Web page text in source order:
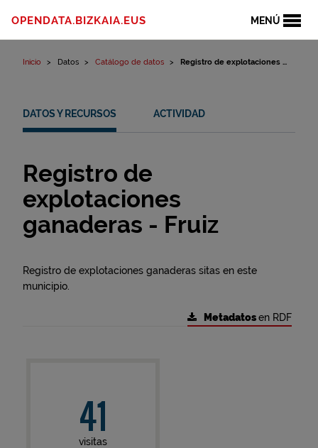
MENÚ
OPENDATA.BIZKAIA.EUS
Inicio Datos Catálogo de datos Registro de explotaciones ...
DATOS Y RECURSOS ACTIVIDAD
Registro de
explotaciones
ganaderas - Fruiz
Registro de explotaciones ganaderas sitas en este
municipio.
Metadatosen RDF
41
visitas